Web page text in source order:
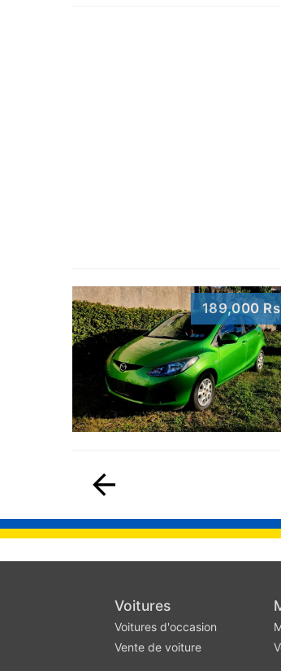
189,000 Rs
Voitures
Voitures d'occasion
Vente de voiture